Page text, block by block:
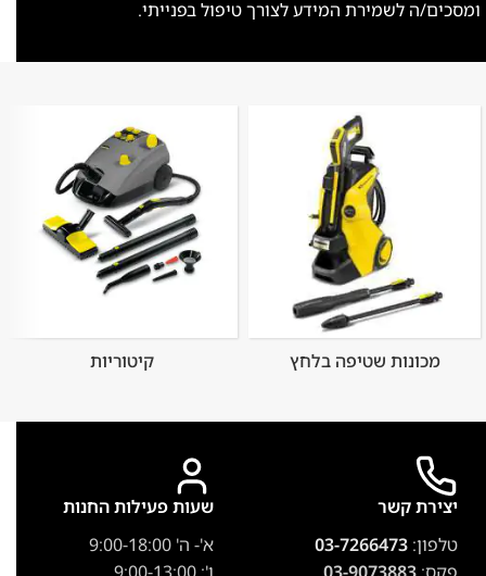
ומסכים/ה לשמירת המידע לצורך טיפול בפנייתי.
מכונות שטיפה בלחץ קיטוריות
יצירת קשר
טלפון:03-7266473
שעות פעילות החנות
א'- ה' 9:00-18:00